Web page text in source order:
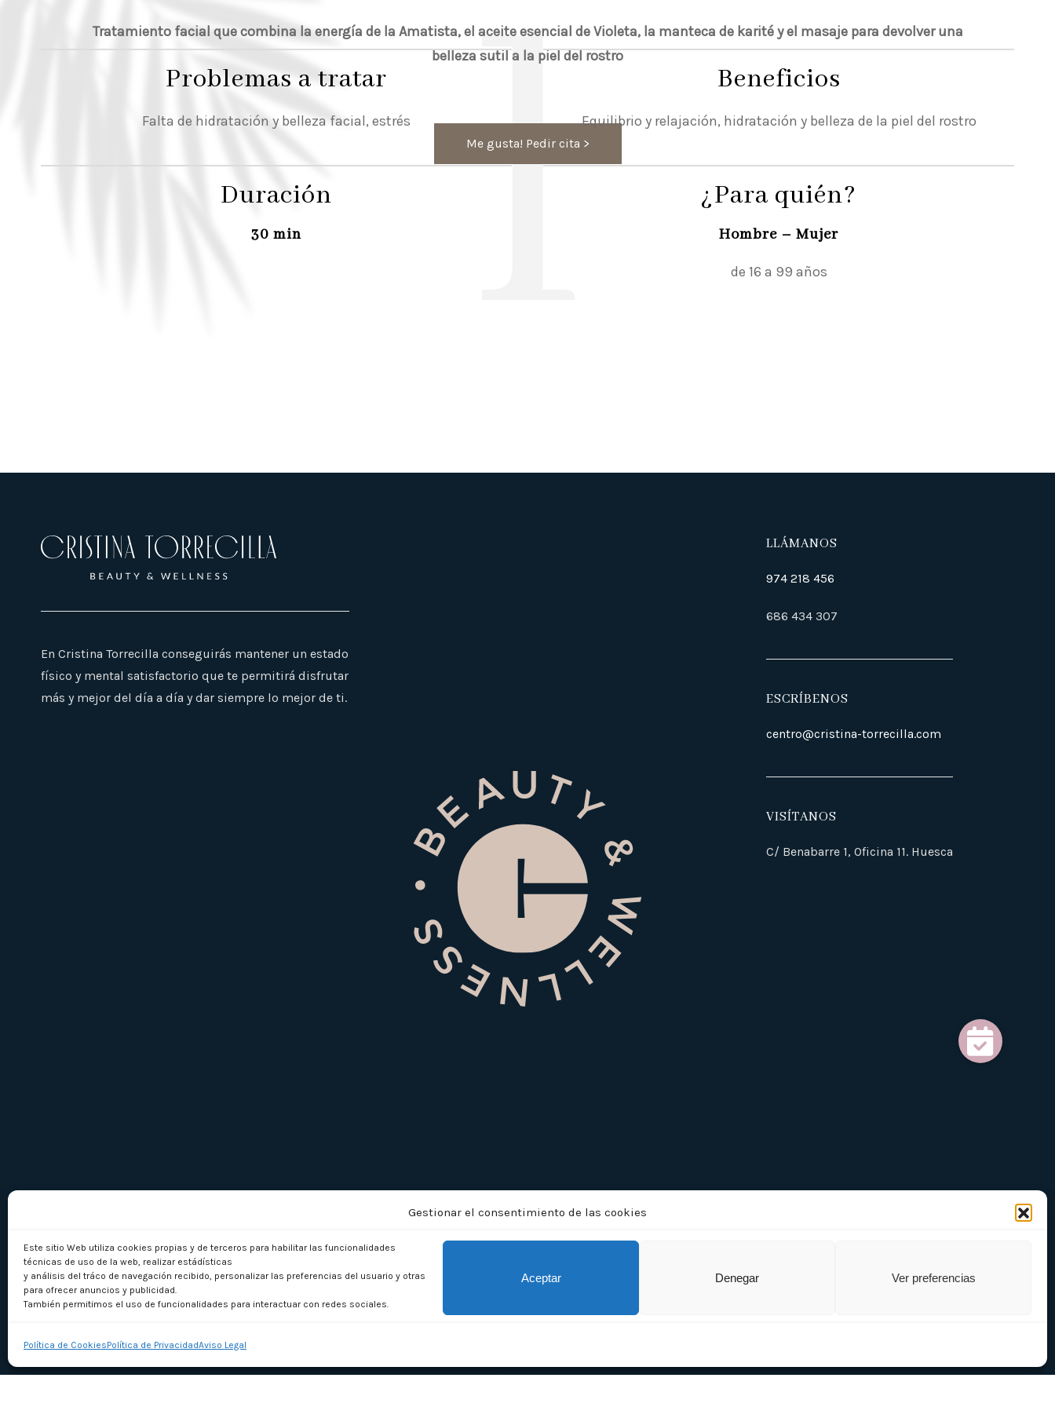
Gestionar el consentimiento de las cookies
Este sitio Web utiliza cookies propias y de terceros para habilitar las funcionalidades
técnicas de uso de la web, realizar estádísticas
y análisis del tráco de navegación recibido, personalizar las preferencias del usuario y otras
para ofrecer anuncios y publicidad.
También permitimos el uso de funcionalidades para interactuar con redes sociales.
Aceptar Denegar Ver preferencias
Política de CookiesPolítica de PrivacidadAviso Legal
l
Tratamiento facial que combina la energía de la Amatista, el aceite esencial de Violeta, la manteca de karité y el masaje para devolver una
belleza sutil a la piel del rostro
Me gusta! Pedir cita >
Problemas a tratar
Falta de hidratación y belleza facial, estrés
Beneficios
Equilibrio y relajación, hidratación y belleza de la piel del rostro
Duración
30 min
¿Para quién?
Hombre – Mujer
de 16 a 99 años
En Cristina Torrecilla conseguirás mantener un estado
físico y mental satisfactorio que te permitirá disfrutar
más y mejor del día a día y dar siempre lo mejor de ti.
Política de Privacidad
LLÁMANOS
974 218 456
686 434 307
ESCRÍBENOS
centro@cristina-torrecilla.com
VISÍTANOS
C/ Benabarre 1, Oficina 11. Huesca